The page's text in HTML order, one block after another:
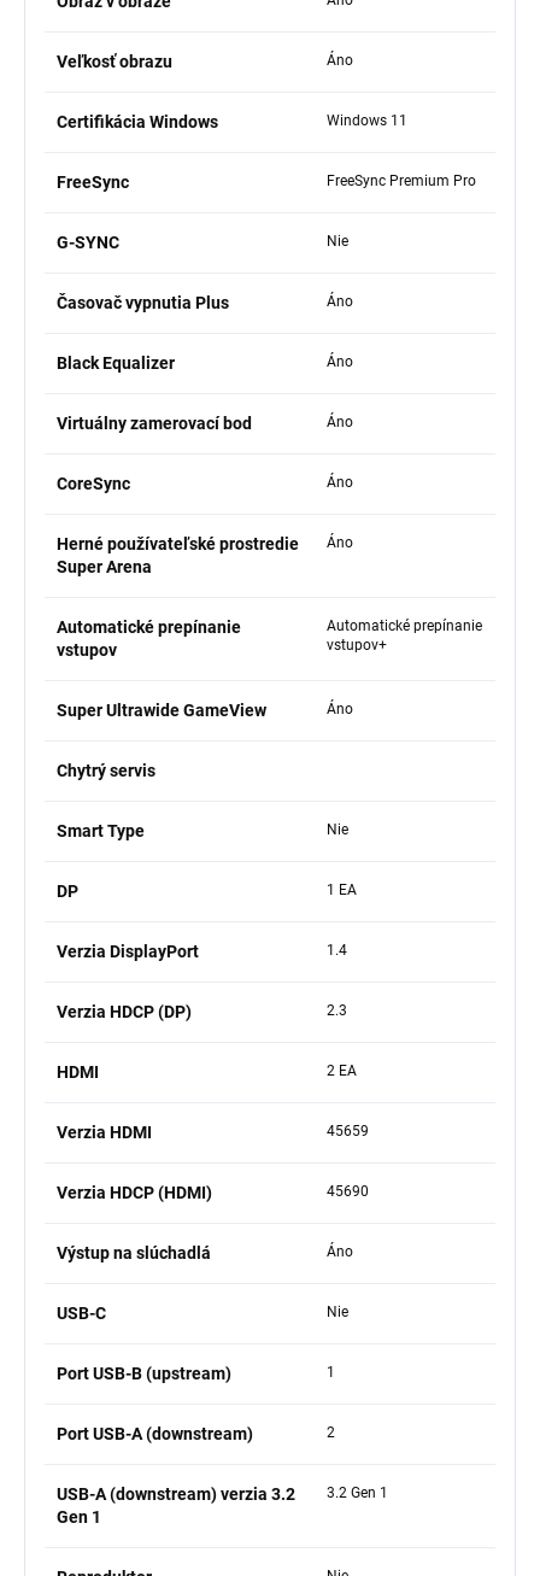
Veľkosť obrazu Áno
Certifikácia Windows Windows 11
FreeSync FreeSync Premium Pro
G-SYNC Nie
Časovač vypnutia Plus Áno
Black Equalizer Áno
Virtuálny zamerovací bod Áno
CoreSync Áno
Herné používateľské prostredie
Super Arena
Áno
Automatické prepínanie
vstupov
Automatické prepínanie
vstupov+
Super Ultrawide GameView Áno
Chytrý servis
Smart Type Nie
DP 1 EA
Verzia DisplayPort 1.4
Verzia HDCP (DP) 2.3
HDMI 2 EA
Verzia HDMI 45659
Verzia HDCP (HDMI) 45690
Výstup na slúchadlá Áno
USB-C Nie
Port USB-B (upstream) 1
Port USB-A (downstream) 2
USB-A (downstream) verzia 3.2
Gen 1
3.2 Gen 1